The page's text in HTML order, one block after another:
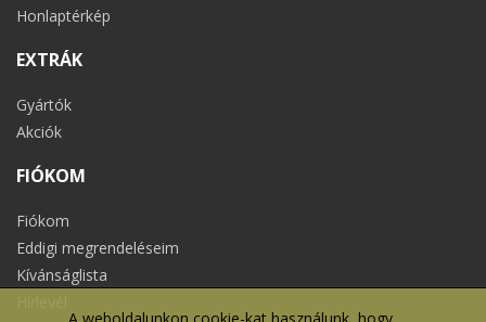
Honlaptérkép
EXTRÁK
Gyártók
Akciók
FIÓKOM
Fiókom
Eddigi megrendeléseim
Kívánságlista